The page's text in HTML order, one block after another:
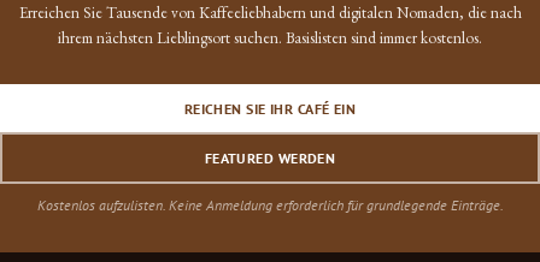
Erreichen Sie Tausende von Kaffeeliebhabern und digitalen Nomaden, die nach
ihrem nächsten Lieblingsort suchen. Basislisten sind immer kostenlos.
REICHEN SIE IHR CAFÉ EIN
FEATURED WERDEN
Kostenlos aufzulisten. Keine Anmeldung erforderlich für grundlegende Einträge.